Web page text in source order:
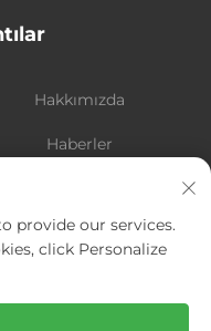
Hakkımızda
Haberler
provide our services.
click Personalize